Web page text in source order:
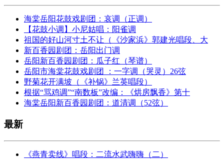
海棠岳阳花鼓戏剧团：哀调（正调）
【花鼓小调】小尼姑唱：阳雀调
祖国的好山河寸土不让（《沙家浜》郭建光唱段、大
新百香园剧团：岳阳出门调
岳阳新百香园剧团：瓜子红（琴谱）
岳阳市海棠花鼓戏剧团 ：一字调（哭灵）26弦
野菊花开满坡（《补锅》兰英唱段）
根据“骂鸡调”“南数板”改编：《烘房飘香》第十
海棠岳阳新百香园剧团：道清调（52弦）
最新
《燕青卖线》唱段：二流水武嗨嗨（二）